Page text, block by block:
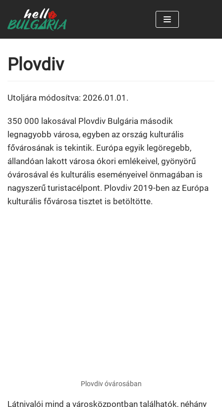
Skip
to
content
Plovdiv
Utoljára módosítva: 2026.01.01.
350 000 lakosával Plovdiv Bulgária második
legnagyobb városa, egyben az ország kulturális
fővárosának is tekintik. Európa egyik legöregebb,
állandóan lakott városa ókori emlékeivel, gyönyörű
óvárosával és kulturális eseményeivel önmagában is
nagyszerű turistacélpont. Plovdiv 2019-ben az Európa
kulturális fővárosa tisztet is betöltötte.
Plovdiv óvárosában
Látnivalói mind a városközpontban találhatók, néhány